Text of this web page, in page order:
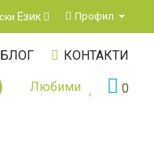
Език Профил
БЛОГ КОНТАКТИ
0
Любими